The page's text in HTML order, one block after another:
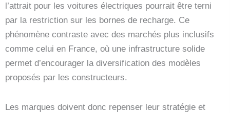
l’attrait pour les voitures électriques pourrait être terni
par la restriction sur les bornes de recharge. Ce
phénomène contraste avec des marchés plus inclusifs
comme celui en France, où une infrastructure solide
permet d’encourager la diversification des modèles
proposés par les constructeurs.
Les marques doivent donc repenser leur stratégie et